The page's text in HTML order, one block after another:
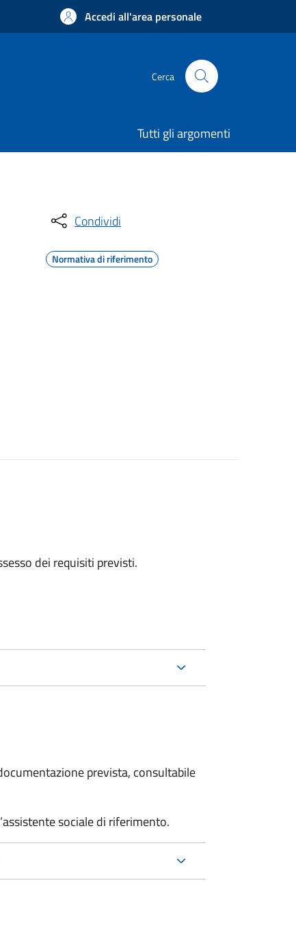
Accedi all'area personale
Cerca
Tutti gli argomenti
Condividi
Normativa di riferimento
dei requisiti previsti.
prevista, consultabile
sociale di riferimento.